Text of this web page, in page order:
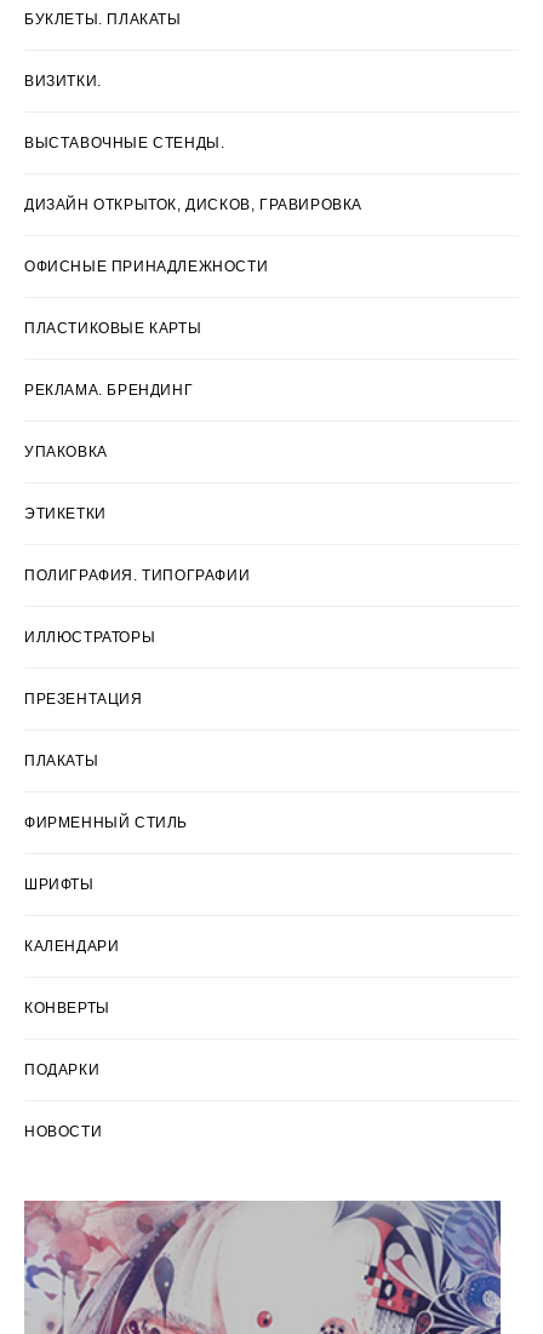
БУКЛЕТЫ. ПЛАКАТЫ
ВИЗИТКИ.
ВЫСТАВОЧНЫЕ СТЕНДЫ.
ДИЗАЙН ОТКРЫТОК, ДИСКОВ, ГРАВИРОВКА
ОФИСНЫЕ ПРИНАДЛЕЖНОСТИ
ПЛАСТИКОВЫЕ КАРТЫ
РЕКЛАМА. БРЕНДИНГ
УПАКОВКА
ЭТИКЕТКИ
ПОЛИГРАФИЯ. ТИПОГРАФИИ
ИЛЛЮСТРАТОРЫ
ПРЕЗЕНТАЦИЯ
ПЛАКАТЫ
ФИРМЕННЫЙ СТИЛЬ
ШРИФТЫ
КАЛЕНДАРИ
КОНВЕРТЫ
ПОДАРКИ
НОВОСТИ